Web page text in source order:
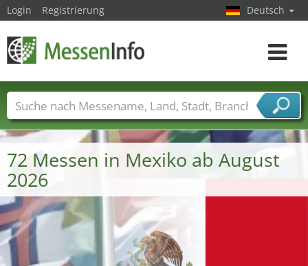
72 Messen in Mexiko ab August
2026
Login Registrierung Deutsch
Toggle
Messenamen Länder Städte
Branchen
Dienstleisterbranchen